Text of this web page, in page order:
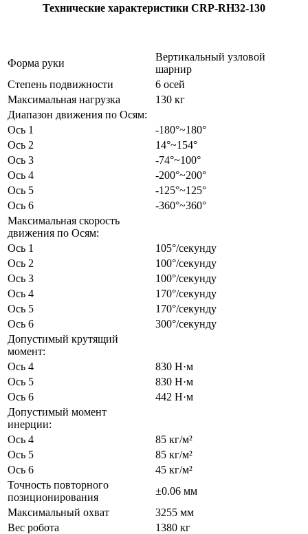
Технические характеристики CRP-RH32-130
Форма руки
Вертикальный узловой
шарнир
Степень подвижности
6 осей
Максимальная нагрузка
130 кг
Диапазон движения по Осям:
Ось 1
-180°~180°
Ось 2
14°~154°
Ось 3
-74°~100°
Ось 4
-200°~200°
Ось 5
-125°~125°
Ось 6
-360°~360°
Максимальная скорость
движения по Осям:
Ось 1
105°/секунду
Ось 2
100°/секунду
Ось 3
100°/секунду
Ось 4
170°/секунду
Ось 5
170°/секунду
Ось 6
300°/секунду
Допустимый крутящий
момент:
Ось 4
830 Н·м
Ось 5
830 Н·м
Ось 6
442 Н·м
Допустимый момент
инерции:
Ось 4
85 кг/м²
Ось 5
85 кг/м²
Ось 6
45 кг/м²
Точность повторного
позиционирования
±0.06 мм
Максимальный охват
3255 мм
Вес робота
1380 кг